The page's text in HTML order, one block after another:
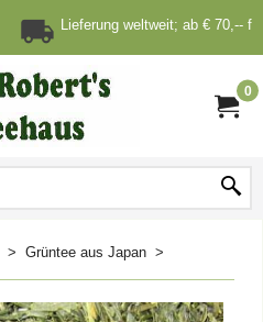
Lieferung weltweit; ab € 70,--
0
> Grüntee aus Japan >